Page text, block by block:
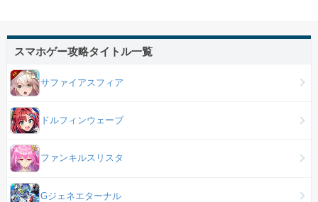
スマホゲー攻略タイトル一覧
サファイアスフィア
ドルフィンウェーブ
ファンキルスリスタ
Gジェネエターナル